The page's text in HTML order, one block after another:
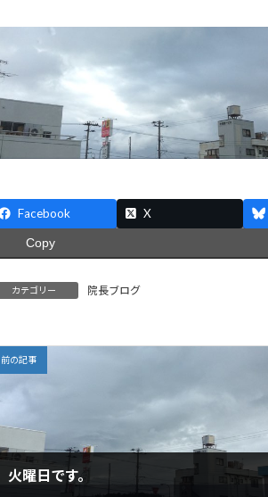
Facebook X
Copy
カテゴリー 院長ブログ
前の記事
火曜日です。